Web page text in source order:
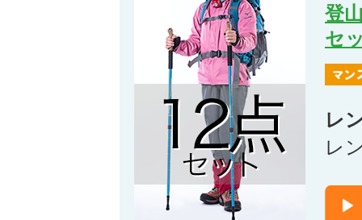
登
セ
レ
レ